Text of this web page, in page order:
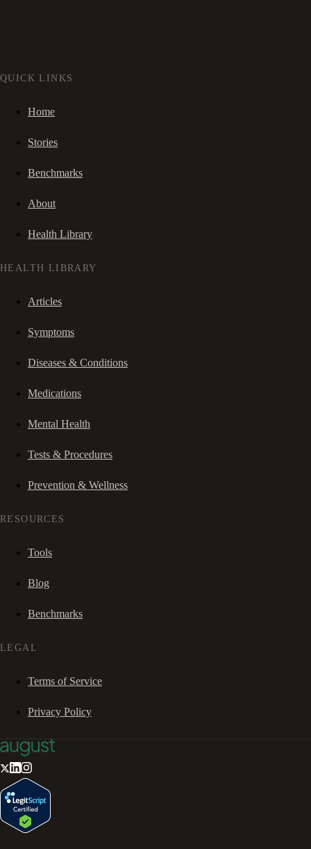
QUICK LINKS
Home
Stories
Benchmarks
About
Health Library
HEALTH LIBRARY
Articles
Symptoms
Diseases & Conditions
Medications
Mental Health
Tests & Procedures
Prevention & Wellness
RESOURCES
Tools
Blog
Benchmarks
LEGAL
Terms of Service
Privacy Policy